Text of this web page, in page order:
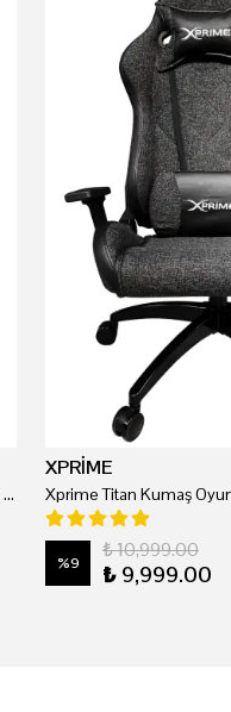
Xprime Tyler Oyuncu Koltuğu Hybrid Kumaş Kırmızı
XPRİME
Xprime Titan Kumaş
%9
₺ 10,999.00
₺ 9,999.00